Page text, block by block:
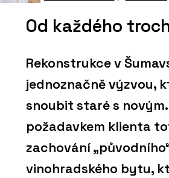
Od každého
Rekonstrukce v
jednoznačně výzvou,
snoubit staré s
požadavkem klienta
zachování
vinohradského bytu,